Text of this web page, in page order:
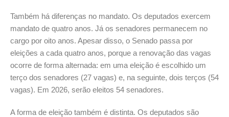
Também há diferenças no mandato. Os deputados exercem
mandato de quatro anos. Já os senadores permanecem no
cargo por oito anos. Apesar disso, o Senado passa por
eleições a cada quatro anos, porque a renovação das vagas
ocorre de forma alternada: em uma eleição é escolhido um
terço dos senadores (27 vagas) e, na seguinte, dois terços (54
vagas). Em 2026, serão eleitos 54 senadores.
A forma de eleição também é distinta. Os deputados são